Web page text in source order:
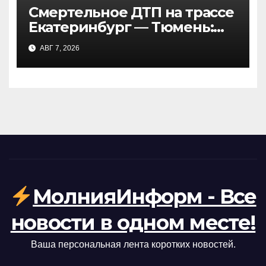
Смертельное ДТП на трассе
Екатеринбург — Тюмень:
пять погибших в лобовом
столкновении
АВГ 7, 2026
МолнияИнформ - Все
новости в одном месте!
Ваша персональная лента коротких новостей.